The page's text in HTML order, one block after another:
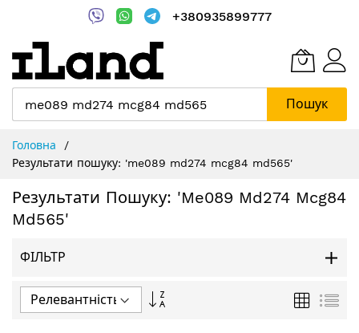
+380935899777
Пошук
Content
Головна
Результати пошуку: 'me089 md274 mcg84 md565'
Результати Пошуку: 'me089 Md274 Mcg84
Md565'
ФІЛЬТР
у
Таблиця